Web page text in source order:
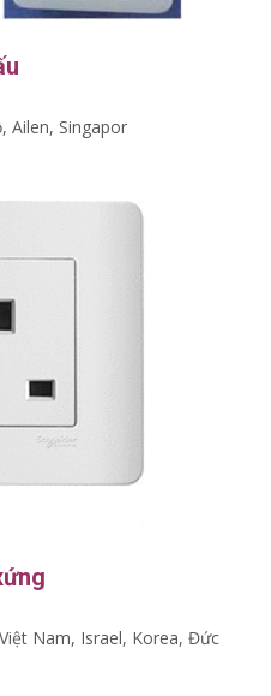
Ailen, Singapor
Nam, Israel, Korea, Đức